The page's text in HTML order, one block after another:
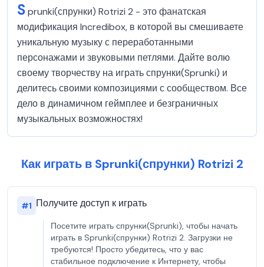
Sprunki(спрунки) Rotrizi 2 - это фанатская
модификация Incredibox, в которой вы смешиваете
уникальную музыку с переработанными
персонажами и звуковыми петлями. Дайте волю
своему творчеству на играть спрунки(Sprunki) и
делитесь своими композициями с сообществом. Все
дело в динамичном геймплее и безграничных
музыкальных возможностях!
Как играть в Sprunki(спрунки) Rotrizi 2
#1 Получите доступ к играть
Посетите играть спрунки(Sprunki), чтобы начать
играть в Sprunki(спрунки) Rotrizi 2. Загрузки не
требуются! Просто убедитесь, что у вас
стабильное подключение к Интернету, чтобы